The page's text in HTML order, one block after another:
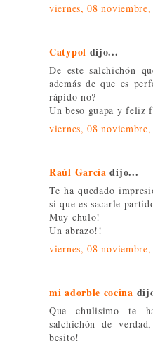
viernes, 08 noviembre,
Catypol dijo...
De este salchichón
además de que es
rápido no?
Un beso guapa y feliz
viernes, 08 noviembre,
Raúl García dijo...
Te ha quedado
si que es sacarle
Muy chulo!
Un abrazo!!
viernes, 08 noviembre,
mi adorble cocina
Que chulisimo te
salchichón de
besito!